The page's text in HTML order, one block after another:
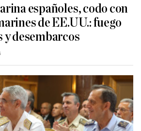
españoles, codo con
de EE.UU.: fuego
desembarcos